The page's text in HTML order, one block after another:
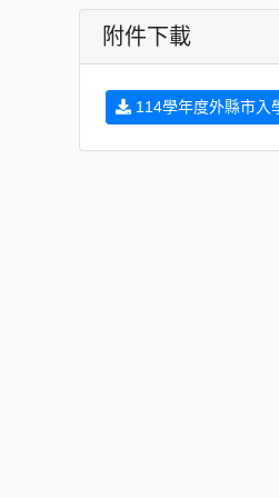
附件下載
114學年度外縣市入